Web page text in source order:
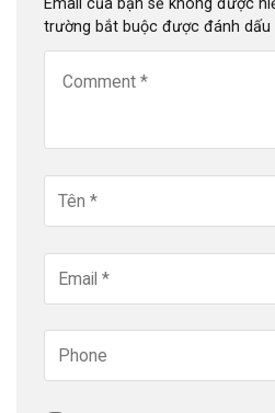
trường bắt buộc được đánh dấu